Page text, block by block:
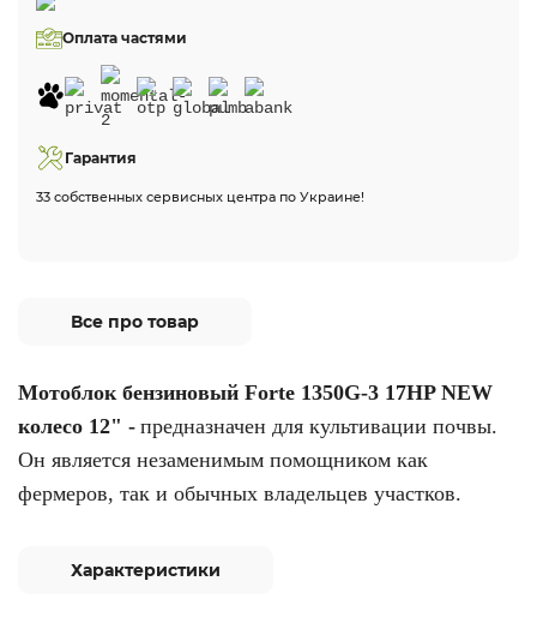
Оплата частями
Гарантия
33 собственных сервисных центра по Украине!
Все про товар
Мотоблок бензиновый Forte 1350G-3 17HP NEW
колесо 12" - предназначен для культивации почвы.
Он является незаменимым помощником как
фермеров, так и обычных владельцев участков.
Характеристики